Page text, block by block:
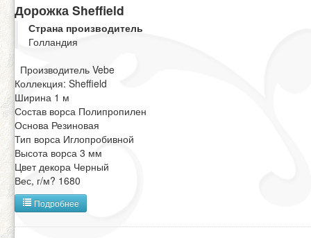
Дорожка Sheffield
Страна производитель
Голландия
Производитель Vebe
Коллекция: Sheffield
Ширина 1 м
Состав ворса Полипропилен
Основа Резиновая
Тип ворса Иглопробивной
Высота ворса 3 мм
Цвет декора Черный
Вес, г/м? 1680
Подробнее